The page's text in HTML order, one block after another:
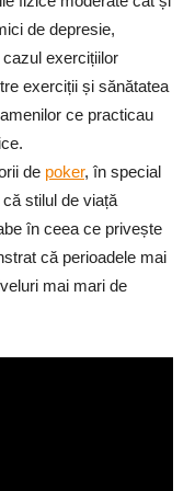
de depresie,
exercițiilor
exerciții și sănătatea
ce practicau
de poker, în special
stilul de viață
în ceea ce privește
că perioadele mai
mai mari de